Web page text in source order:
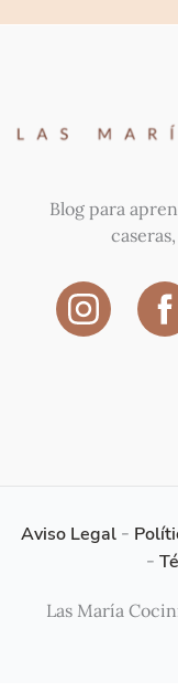
Blog para
Aviso Legal-
-
Las María